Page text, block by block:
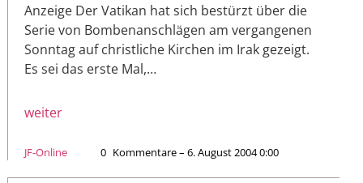
Anzeige Der Vatikan hat sich bestürzt über die
Serie von Bombenanschlägen am vergangenen
Sonntag auf christliche Kirchen im Irak gezeigt.
Es sei das erste Mal,…
weiter
JF-Online 0 Kommentare – 6. August 2004 0:00